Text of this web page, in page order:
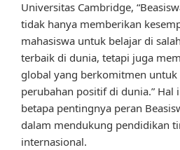
Universitas Cambridge,
tidak hanya memberikan
mahasiswa untuk belajar di
terbaik di dunia, tetapi juga
global yang berkomitmen untuk
perubahan positif di dunia.” Hal
betapa pentingnya peran
dalam mendukung pendidikan
internasional.